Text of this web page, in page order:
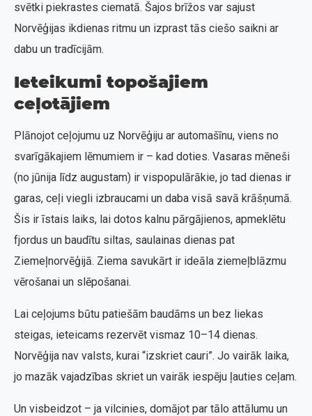
svētki piekrastes ciematā. Šajos brīžos var sajust
Norvēģijas ikdienas ritmu un izprast tās ciešo saikni ar
dabu un tradīcijām.
Ieteikumi topošajiem
ceļotājiem
Plānojot ceļojumu uz Norvēģiju ar automašīnu, viens no
svarīgākajiem lēmumiem ir – kad doties. Vasaras mēneši
(no jūnija līdz augustam) ir vispopulārākie, jo tad dienas ir
garas, ceļi viegli izbraucami un daba visā savā krāšņumā.
Šis ir īstais laiks, lai dotos kalnu pārgājienos, apmeklētu
fjordus un baudītu siltas, saulainas dienas pat
Ziemeļnorvēģijā. Ziema savukārt ir ideāla ziemeļblāzmu
vērošanai un slēpošanai.
Lai ceļojums būtu patiešām baudāms un bez liekas
steigas, ieteicams rezervēt vismaz 10–14 dienas.
Norvēģija nav valsts, kurai “izskriet cauri”. Jo vairāk laika,
jo mazāk vajadzības skriet un vairāk iespēju ļauties ceļam.
Un visbeidzot – ja vilcinies, domājot par tālo attālumu un